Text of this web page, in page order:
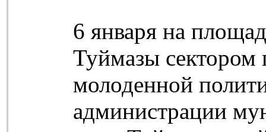
6 января на
Туймазы сектором
молоденной
администрации